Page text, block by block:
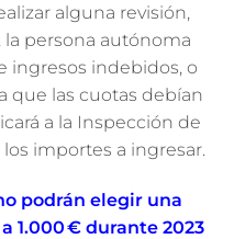
alguna revisión,
persona autónoma
ingresos indebidos, o
que las cuotas debían
a la Inspección de
importes a ingresar.
podrán elegir una
1.000 € durante 2023